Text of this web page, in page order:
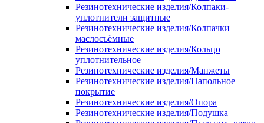
Резинотехнические изделия/Колпаки-
уплотнители защитные
Резинотехнические изделия/Колпачки
маслосъёмные
Резинотехнические изделия/Кольцо
уплотнительное
Резинотехнические изделия/Манжеты
Резинотехнические изделия/Напольное
покрытие
Резинотехнические изделия/Опора
Резинотехнические изделия/Подушка